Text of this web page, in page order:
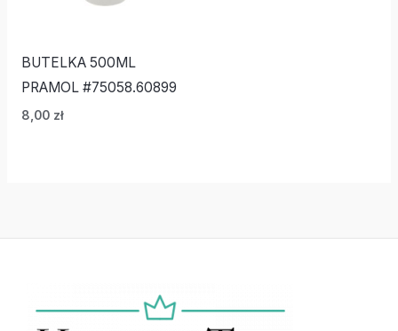
BUTELKA 500ML
PRAMOL #75058.60899
8,00 zł